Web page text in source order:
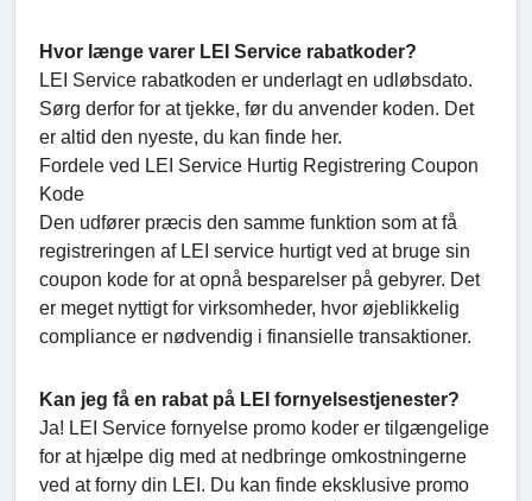
Hvor længe varer LEI Service rabatkoder?
LEI Service rabatkoden er underlagt en udløbsdato.
Sørg derfor for at tjekke, før du anvender koden. Det
er altid den nyeste, du kan finde her.
Fordele ved LEI Service Hurtig Registrering Coupon
Kode
Den udfører præcis den samme funktion som at få
registreringen af LEI service hurtigt ved at bruge sin
coupon kode for at opnå besparelser på gebyrer. Det
er meget nyttigt for virksomheder, hvor øjeblikkelig
compliance er nødvendig i finansielle transaktioner.
Kan jeg få en rabat på LEI fornyelsestjenester?
Ja! LEI Service fornyelse promo koder er tilgængelige
for at hjælpe dig med at nedbringe omkostningerne
ved at forny din LEI. Du kan finde eksklusive promo